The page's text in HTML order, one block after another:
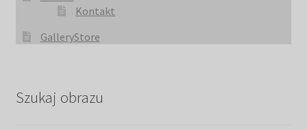
Kontakt
GalleryStore
Szukaj obrazu